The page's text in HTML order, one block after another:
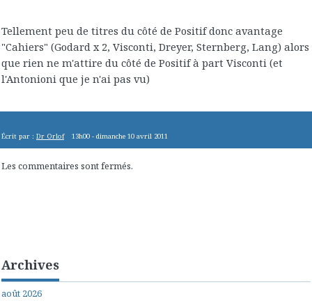
Tellement peu de titres du côté de Positif donc avantage
"Cahiers" (Godard x 2, Visconti, Dreyer, Sternberg, Lang) alors
que rien ne m'attire du côté de Positif à part Visconti (et
l'Antonioni que je n'ai pas vu)
Écrit par : Dr Orlof 13h00 -dimanche 10 avril 2011
Les commentaires sont fermés.
Archives
août 2026